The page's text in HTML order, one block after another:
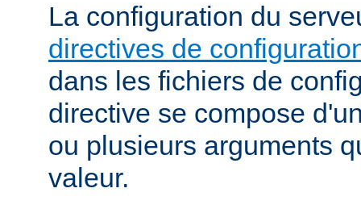
La configuration du
directives de
dans les fichiers de
directive se compose
ou plusieurs arguments
valeur.